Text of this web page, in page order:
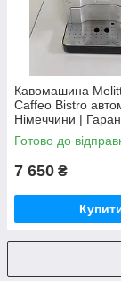
Кавомашина
Caffeo Bistro
Німеччини |
місяців | Для
меленої кави
Готово до
7 650 ₴